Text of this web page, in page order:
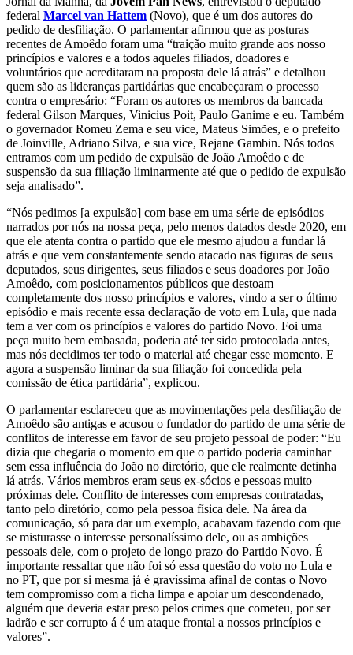
federal Marcel van Hattem (Novo), que é um dos autores do
pedido de desfiliação. O parlamentar afirmou que as posturas
recentes de Amoêdo foram uma “traição muito grande aos nosso
princípios e valores e a todos aqueles filiados, doadores e
voluntários que acreditaram na proposta dele lá atrás” e detalhou
quem são as lideranças partidárias que encabeçaram o processo
contra o empresário: “Foram os autores os membros da bancada
federal Gilson Marques, Vinicius Poit, Paulo Ganime e eu. Também
o governador Romeu Zema e seu vice, Mateus Simões, e o prefeito
de Joinville, Adriano Silva, e sua vice, Rejane Gambin. Nós todos
entramos com um pedido de expulsão de João Amoêdo e de
suspensão da sua filiação liminarmente até que o pedido de expulsão
seja analisado”.
“Nós pedimos [a expulsão] com base em uma série de episódios
narrados por nós na nossa peça, pelo menos datados desde 2020, em
que ele atenta contra o partido que ele mesmo ajudou a fundar lá
atrás e que vem constantemente sendo atacado nas figuras de seus
deputados, seus dirigentes, seus filiados e seus doadores por João
Amoêdo, com posicionamentos públicos que destoam
completamente dos nosso princípios e valores, vindo a ser o último
episódio e mais recente essa declaração de voto em Lula, que nada
tem a ver com os princípios e valores do partido Novo. Foi uma
peça muito bem embasada, poderia até ter sido protocolada antes,
mas nós decidimos ter todo o material até chegar esse momento. E
agora a suspensão liminar da sua filiação foi concedida pela
comissão de ética partidária”, explicou.
O parlamentar esclareceu que as movimentações pela desfiliação de
Amoêdo são antigas e acusou o fundador do partido de uma série de
conflitos de interesse em favor de seu projeto pessoal de poder: “Eu
dizia que chegaria o momento em que o partido poderia caminhar
sem essa influência do João no diretório, que ele realmente detinha
lá atrás. Vários membros eram seus ex-sócios e pessoas muito
próximas dele. Conflito de interesses com empresas contratadas,
tanto pelo diretório, como pela pessoa física dele. Na área da
comunicação, só para dar um exemplo, acabavam fazendo com que
se misturasse o interesse personalíssimo dele, ou as ambições
pessoais dele, com o projeto de longo prazo do Partido Novo. É
importante ressaltar que não foi só essa questão do voto no Lula e
no PT, que por si mesma já é gravíssima afinal de contas o Novo
tem compromisso com a ficha limpa e apoiar um descondenado,
alguém que deveria estar preso pelos crimes que cometeu, por ser
ladrão e ser corrupto á é um ataque frontal a nossos princípios e
valores”.